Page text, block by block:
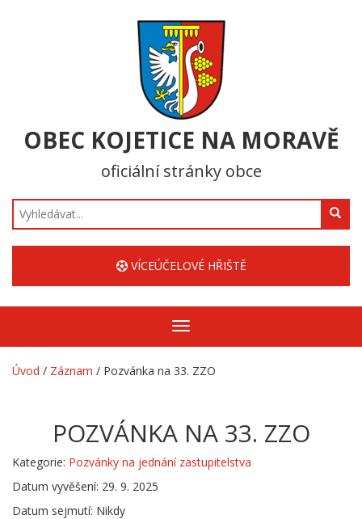
OBEC KOJETICE NA MORAVĚ
oficiální stránky obce
Hledat
VÍCEÚČELOVÉ HŘIŠTĚ
Zobrazit/skrýt
navigaci
Úvod / Záznam / Pozvánka na 33. ZZO
POZVÁNKA NA 33. ZZO
Kategorie: Pozvánky na jednání zastupitelstva
Datum vyvěšení: 29. 9. 2025
Datum sejmutí: Nikdy